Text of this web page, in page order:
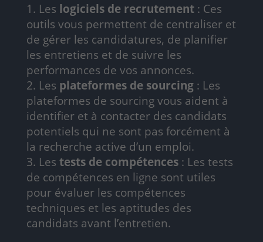
Les logiciels de recrutement: Ces
outils vous permettent de centraliser et
de gérer les candidatures, de planifier
les entretiens et de suivre les
performances de vos annonces.
Les plateformes de sourcing: Les
plateformes de sourcing vous aident à
identifier et à contacter des candidats
potentiels qui ne sont pas forcément à
la recherche active d’un emploi.
Les tests de compétences: Les tests
de compétences en ligne sont utiles
pour évaluer les compétences
techniques et les aptitudes des
candidats avant l’entretien.